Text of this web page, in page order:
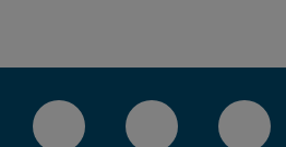
LinkedIn-Seite der TU
Instagram-